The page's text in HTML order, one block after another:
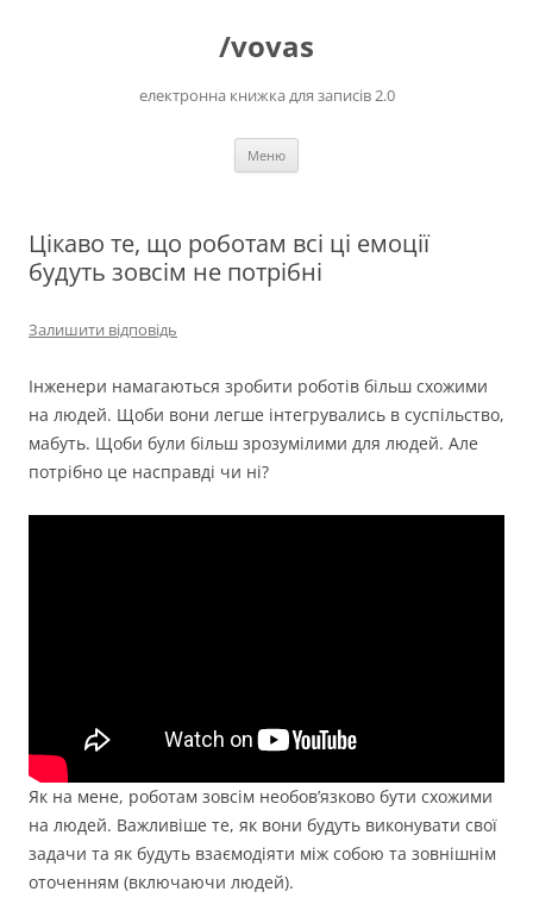
/vovas
електронна книжка для записів 2.0
Меню
Цікаво те, що роботам всі ці емоції
будуть зовсім не потрібні
Залишити відповідь
Інженери намагаються зробити роботів більш схожими
на людей. Щоби вони легше інтегрувались в суспільство,
мабуть. Щоби були більш зрозумілими для людей. Але
потрібно це насправді чи ні?
Як на мене, роботам зовсім необов’язково бути схожими
на людей. Важливіше те, як вони будуть виконувати свої
задачи та як будуть взаємодіяти між собою та зовнішнім
оточенням (включаючи людей).